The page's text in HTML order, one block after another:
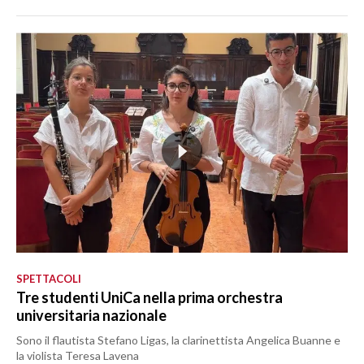
SPETTACOLI
Tre studenti UniCa nella prima orchestra
universitaria nazionale
Sono il flautista Stefano Ligas, la clarinettista Angelica Buanne e
la violista Teresa Lavena